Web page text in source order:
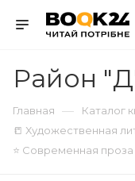
Район
Главная — Каталог
📒 Художественная
⭐ Современная проза